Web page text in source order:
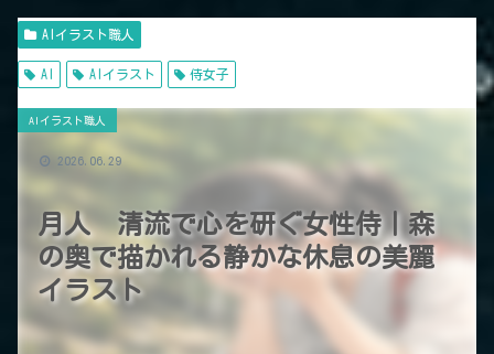
AIイラスト職人
AI AIイラスト 侍女子
月人 清流で心を研ぐ女性侍｜森
の奥で描かれる静かな休息の美麗
イラスト
AIイラスト職人
2026.06.29